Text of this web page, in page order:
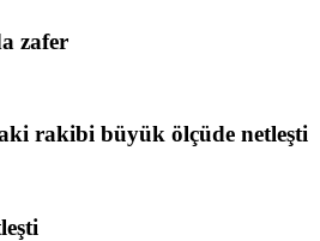
zafer
rakibi büyük ölçüde netleşti